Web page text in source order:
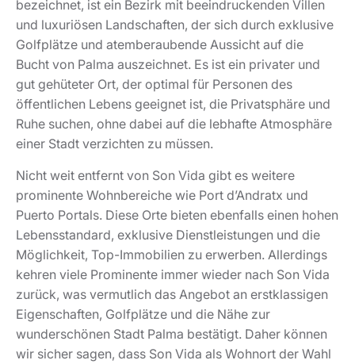
bezeichnet, ist ein Bezirk mit beeindruckenden Villen
und luxuriösen Landschaften, der sich durch exklusive
Golfplätze und atemberaubende Aussicht auf die
Bucht von Palma auszeichnet. Es ist ein privater und
gut gehüteter Ort, der optimal für Personen des
öffentlichen Lebens geeignet ist, die Privatsphäre und
Ruhe suchen, ohne dabei auf die lebhafte Atmosphäre
einer Stadt verzichten zu müssen.
Nicht weit entfernt von Son Vida gibt es weitere
prominente Wohnbereiche wie Port d’Andratx und
Puerto Portals. Diese Orte bieten ebenfalls einen hohen
Lebensstandard, exklusive Dienstleistungen und die
Möglichkeit, Top-Immobilien zu erwerben. Allerdings
kehren viele Prominente immer wieder nach Son Vida
zurück, was vermutlich das Angebot an erstklassigen
Eigenschaften, Golfplätze und die Nähe zur
wunderschönen Stadt Palma bestätigt. Daher können
wir sicher sagen, dass Son Vida als Wohnort der Wahl